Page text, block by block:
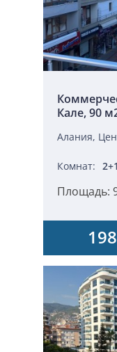
Кале, 90
Алания,
Комнат: 2+1
Площадь: